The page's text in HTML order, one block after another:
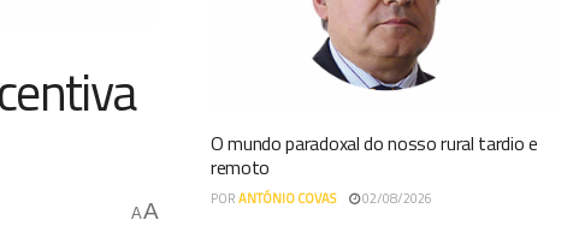
AA
O mundo paradoxal do nosso rural tardio e
remoto
PORANTÓNIO COVAS 02/08/2026